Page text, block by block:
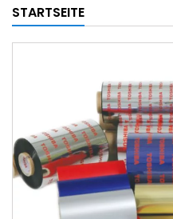
STARTSEITE